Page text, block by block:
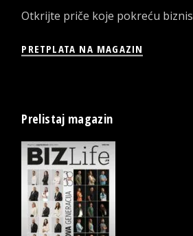
Otkrijte priče koje pokreću biznis
PRETPLATA NA MAGAZIN
Prelistaj magazin